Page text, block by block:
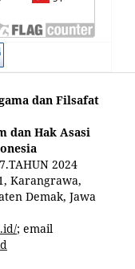
dan Filsafat
dan Hak Asasi
2024
Karangrawa,
Demak, Jawa
; email